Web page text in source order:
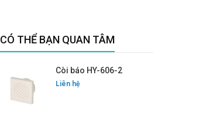
CÓ THỂ BẠN QUAN TÂM
Còi báo HY-606-2
Liên hệ